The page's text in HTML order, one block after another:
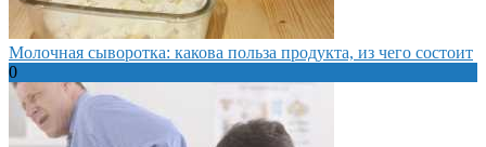
Молочная сыворотка: какова польза продукта, из чего состоит
0